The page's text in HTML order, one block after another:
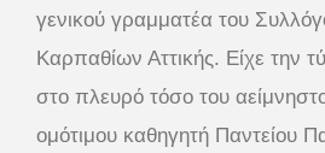
γενικού γραμματέα του
Καρπαθίων Αττικής. Είχε την
στο πλευρό τόσο του
ομότιμου καθηγητή Παντείου